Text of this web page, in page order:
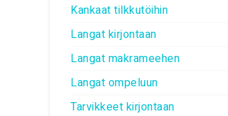
Kankaat tilkkutöihin
Langat kirjontaan
Langat makrameehen
Langat ompeluun
Tarvikkeet kirjontaan